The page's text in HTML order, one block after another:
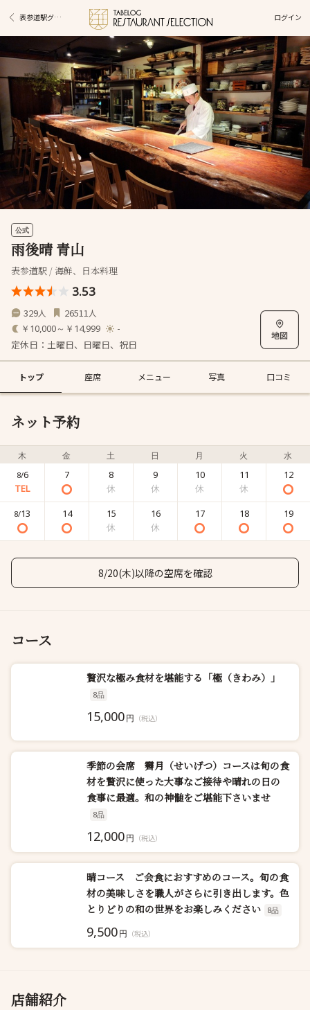
表参道駅グルメ ログイン
公式
雨後晴 青山
表参道駅 / 海鮮、日本料理
3.53
329人 26511人
￥10,000～￥14,999 -
定休日：土曜日、日曜日、祝日
トップ 座席 メニュー 写真 口コミ
ネット予約
木 金 土 日 月 火 水
8/6 7 8 9 10 11 12
8/13 14 15 16 17 18 19
8/20(木)以降の空席を確認
コース
贅沢な極み食材を堪能する「極（きわみ）」
8品
15,000円 （税込）
季節の会席 霽月（せいげつ）コースは旬の食
材を贅沢に使った大事なご接待や晴れの日の
食事に最適。和の神髄をご堪能下さいませ
8品
12,000円 （税込）
晴コース ご会食におすすめのコース。旬の食
材の美味しさを職人がさらに引き出します。色
とりどりの和の世界をお楽しみください
8品
9,500円 （税込）
店舗紹介